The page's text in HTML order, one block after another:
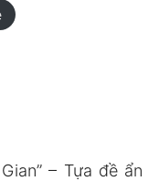
– Tựa đề ẩn